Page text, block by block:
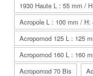
1930 Haute L : 55 mm /
Acropole L : 100 mm / H:
Acropomod 125 L : 125
Acropomod 160 L : 160
Acropomod 70 Bis